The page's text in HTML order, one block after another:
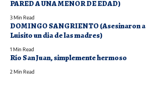
PARED A UNA MENOR DE EDAD)
3 Min Read
DOMINGO SANGRIENTO (Asesinaron a
Luisito un dia de las madres)
1 Min Read
Río San Juan, simplemente hermoso
2 Min Read